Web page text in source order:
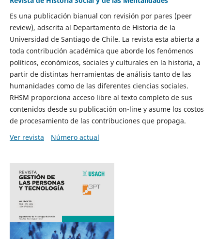
Es una publicación bianual con revisión por pares (peer
review), adscrita al Departamento de Historia de la
Universidad de Santiago de Chile. La revista esta abierta a
toda contribución académica que aborde los fenómenos
políticos, económicos, sociales y culturales en la historia, a
partir de distintas herramientas de análisis tanto de las
humanidades como de las diferentes ciencias sociales.
RHSM proporciona acceso libre al texto completo de sus
contenidos desde su publicación on-line y asume los costos
de procesamiento de las contribuciones que propaga.
Ver revista
Número actual